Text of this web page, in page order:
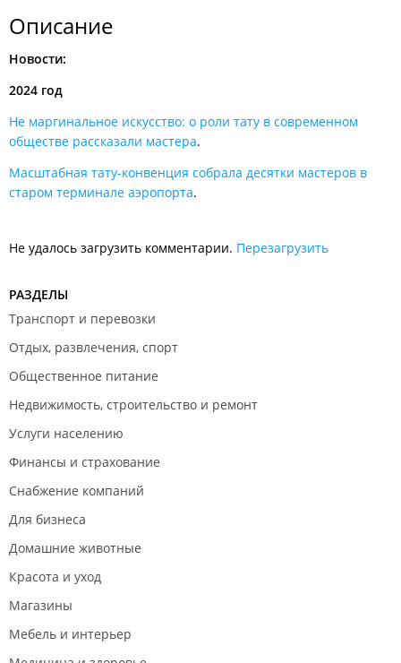
Описание
Новости:
2024 год
Не маргинальное искусство: о роли тату в современном
обществе рассказали мастера.
Масштабная тату-конвенция собрала десятки мастеров в
старом терминале аэропорта.
Не удалось загрузить комментарии. Перезагрузить
РАЗДЕЛЫ
Транспорт и перевозки
Отдых, развлечения, спорт
Общественное питание
Недвижимость, строительство и ремонт
Услуги населению
Финансы и страхование
Снабжение компаний
Для бизнеса
Домашние животные
Красота и уход
Магазины
Мебель и интерьер